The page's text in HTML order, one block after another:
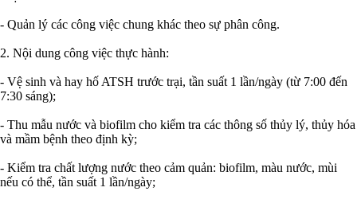
- Quản lý các công việc chung khác theo sự phân công.
2. Nội dung công việc thực hành:
- Vệ sinh và hay hố ATSH trước trại, tần suất 1 lần/ngày (từ 7:00 đến
7:30 sáng);
- Thu mẫu nước và biofilm cho kiểm tra các thông số thủy lý, thủy hóa
và mầm bệnh theo định kỳ;
- Kiểm tra chất lượng nước theo cảm quản: biofilm, màu nước, mùi
nếu có thể, tần suất 1 lần/ngày;